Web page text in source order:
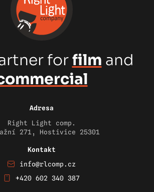
forfilm and
Adresa
Right Light comp.
271, Hostivice 25301
Kontakt
info@rlcomp.cz
+420 602 340 387